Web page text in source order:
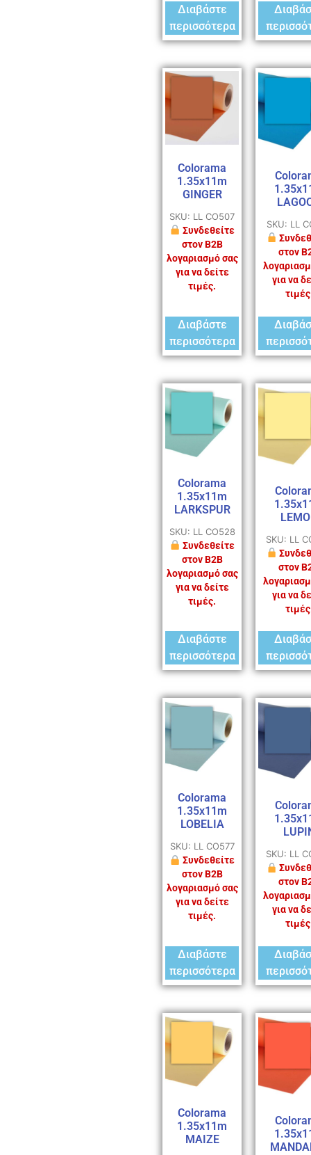
Διαβάστε
περισσότερα
Colorama
1.35x11m
GINGER
SKU: LL CO507
Συνδεθείτε
στον B2B
λογαριασμό σας
για να δείτε
τιμές.
Διαβάστε
περισσότερα
SKU: LL
στον
για να
Colorama
1.35x11m
LARKSPUR
SKU: LL CO528
Συνδεθείτε
στον B2B
λογαριασμό σας
για να δείτε
τιμές.
Διαβάστε
περισσότερα
SKU: LL
στον
για να
Colorama
1.35x11m
LOBELIA
SKU: LL CO577
Συνδεθείτε
στον B2B
λογαριασμό σας
για να δείτε
τιμές.
Διαβάστε
περισσότερα
SKU: LL
στον
για να
Colorama
1.35x11m
MAIZE